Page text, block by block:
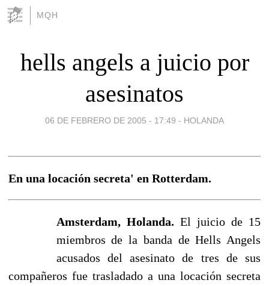
MQH
hells angels a juicio por
asesinatos
06 DE FEBRERO DE 2005 - 17:49 - HOLANDA
En una locación secreta' en Rotterdam.
Amsterdam, Holanda. El juicio de 15
miembros de la banda de Hells Angels
acusados del asesinato de tres de sus
compañeros fue trasladado a una locación secreta